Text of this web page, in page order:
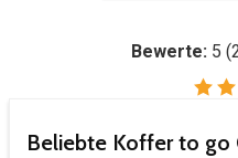
Bewerte: 5 (
Beliebte Koffer to go